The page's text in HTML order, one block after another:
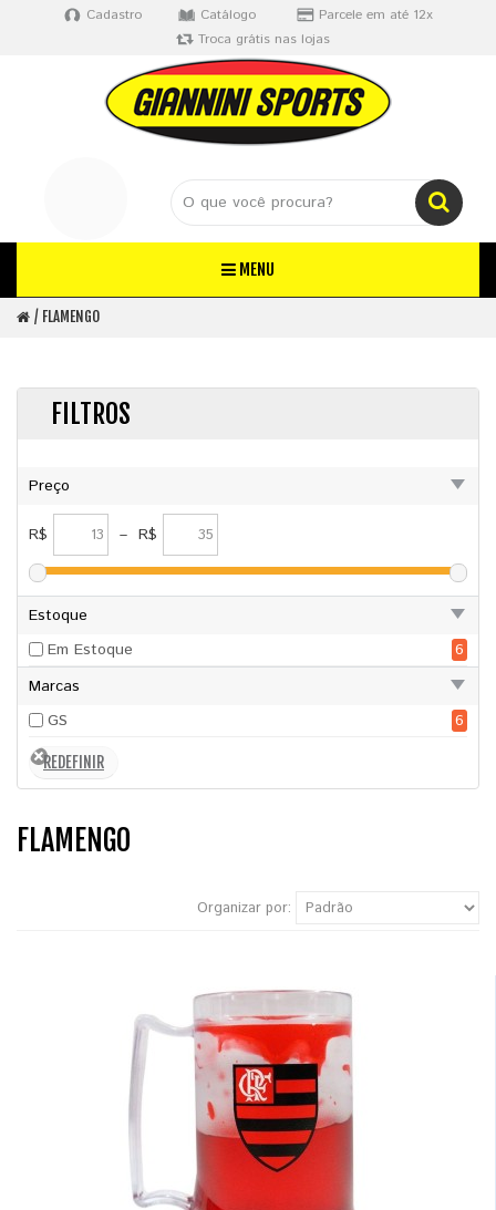
Cadastro Catálogo
Parcele em até 12x
Troca grátis nas lojas
MENU
FLAMENGO
FILTROS
Preço
R$ – R$
Estoque
Em Estoque
6
Marcas
GS
6
FLAMENGO
Organizar por: